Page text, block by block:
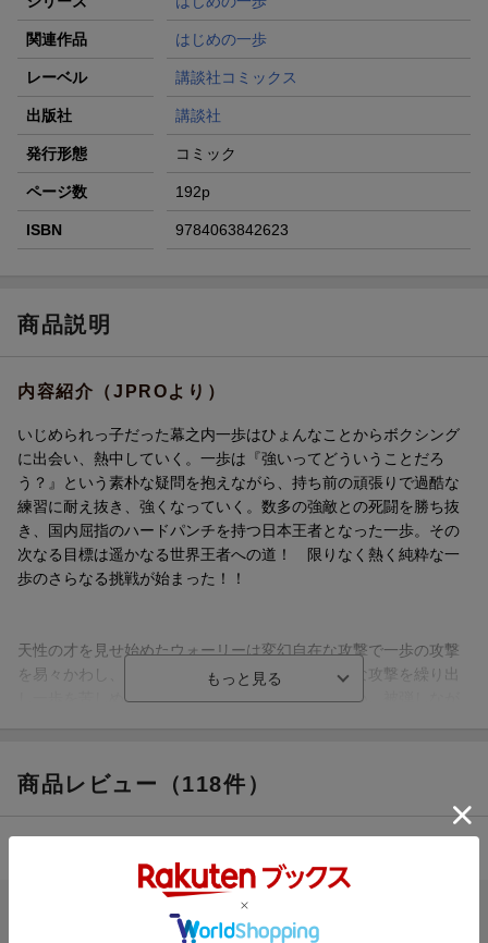
関連作品 はじめの一歩
レーベル 講談社コミックス
出版社 講談社
発行形態 コミック
ページ数 192p
ISBN 9784063842623
商品説明
内容紹介（JPROより）
いじめられっ子だった幕之内一歩はひょんなことからボクシング
に出会い、熱中していく。一歩は『強いってどういうことだろ
う？』という素朴な疑問を抱えながら、持ち前の頑張りで過酷な
練習に耐え抜き、強くなっていく。数多の強敵との死闘を勝ち抜
き、国内屈指のハードパンチを持つ日本王者となった一歩。その
次なる目標は遥かなる世界王者への道！ 限りなく熱く純粋な一
歩のさらなる挑戦が始まった！！
天性の才を見せ始めたウォーリーは変幻自在な攻撃で一歩の攻撃
を易々かわし、スマッシュやフリッカーなど多彩な攻撃を繰り出
し一歩を苦しめる！！ だが一歩も負けてはいない。被弾しなが
も‥‥！？
商品レビュー（118件）
ブックスのレビュー（112件）